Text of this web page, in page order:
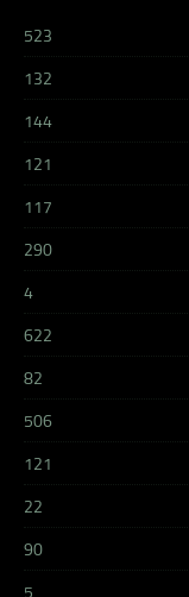
523
132
144
121
117
290
4
622
82
506
121
22
90